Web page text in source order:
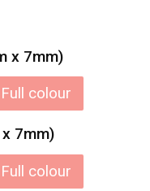
x 7mm)
Full colour
7mm)
Full colour